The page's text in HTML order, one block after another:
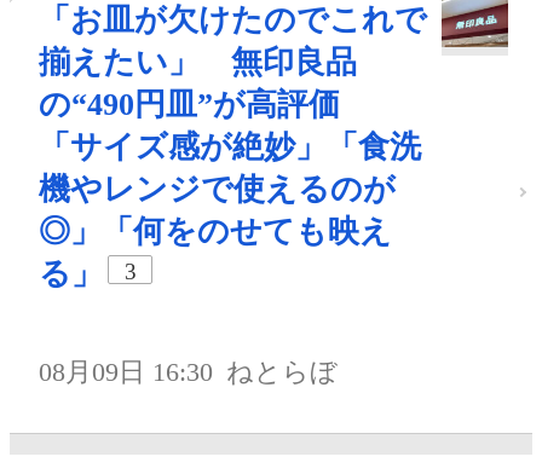
「お皿が欠けたのでこれで
揃えたい」 無印良品
の“490円皿”が高評価
「サイズ感が絶妙」「食洗
機やレンジで使えるのが
◎」「何をのせても映え
る」
3
08月09日 16:30 ねとらぼ